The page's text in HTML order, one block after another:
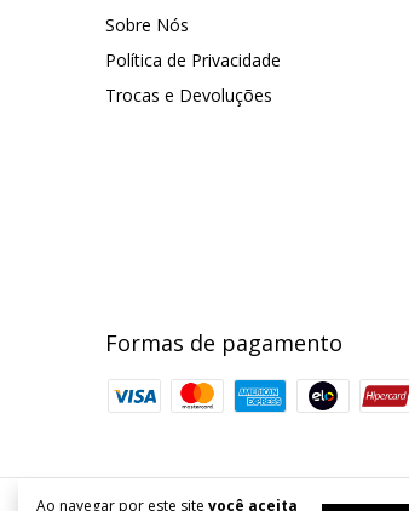
Ao navegar por este site você aceita
Sobre Nós
Política de Privacidade
Trocas e Devoluções
Formas de pagamento